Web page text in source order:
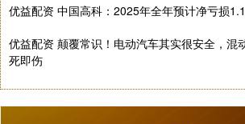
优益配资 中国高科：2025年全年预计净亏损
优益配资 颠覆常识！电动汽车其实很安全，混
死即伤